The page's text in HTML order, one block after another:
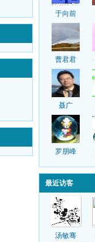
于向前
曹君君
聂广
罗朋峰
最近访客
汤敏骞